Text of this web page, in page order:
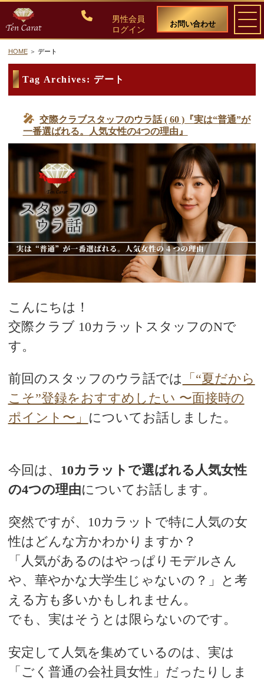
男性会員
ログイン
お問い合わせ
会員比率『１：１０』にこだわる理由
教養ある女性の募集に注力しています
50代・60代のための後悔しない選び方
女性会員の紹介
男性会員様の声
アフィリエイトをご検討の皆様へ。
HOME デート
Tag Archives: デート
交際クラブスタッフのウラ話 ( 60 )『実は“普通”が
一番選ばれる。人気女性の4つの理由』
こんにちは！
交際クラブ 10カラットスタッフのNで
す。
前回のスタッフのウラ話では
「“夏だから
こそ”登録をおすすめしたい 〜面接時の
ポイント〜」 についてお話しました。
今回は、 10カラットで選ばれる人気女性
の4つの理由についてお話します。
突然ですが、10カラットで特に人気の女
性はどんな方かわかりますか？
「人気があるのはやっぱりモデルさん
や、華やかな大学生じゃないの？」と考
える方も多いかもしれません。
でも、実はそうとは限らないのです。
安定して人気を集めているのは、実は
「ごく普通の会社員女性」だったりしま